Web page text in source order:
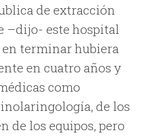
de extracción
–dijo- este hospital
en terminar hubiera
en cuatro años y
como
de los
de los equipos, pero